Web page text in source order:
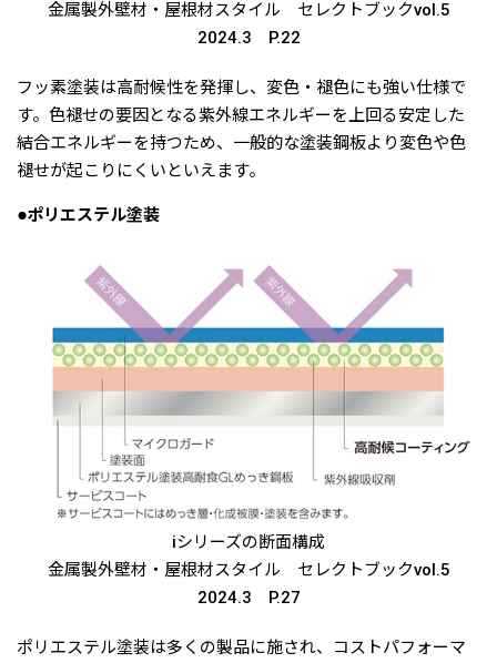
金属製外壁材・屋根材スタイル セレクトブックvol.5
2024.3 P.22
フッ素塗装は高耐候性を発揮し、変色・褪色にも強い仕様で
す。色褪せの要因となる紫外線エネルギーを上回る安定した
結合エネルギーを持つため、一般的な塗装鋼板より変色や色
褪せが起こりにくいといえます。
●ポリエステル塗装
iシリーズの断面構成
金属製外壁材・屋根材スタイル セレクトブックvol.5
2024.3 P.27
ポリエステル塗装は多くの製品に施され、コストパフォーマ